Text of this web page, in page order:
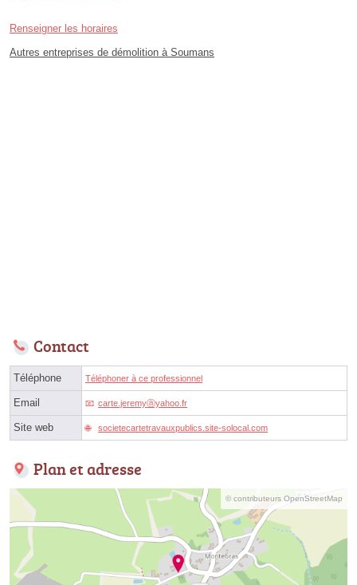
Renseigner les horaires
Autres entreprises de démolition à Soumans
Contact
Téléphone Téléphoner à ce professionnel
Email carte.jeremyⓐyahoo.fr
Site web societecartetravauxpublics.site-solocal.com
Plan et adresse
© contributeurs OpenStreetMap